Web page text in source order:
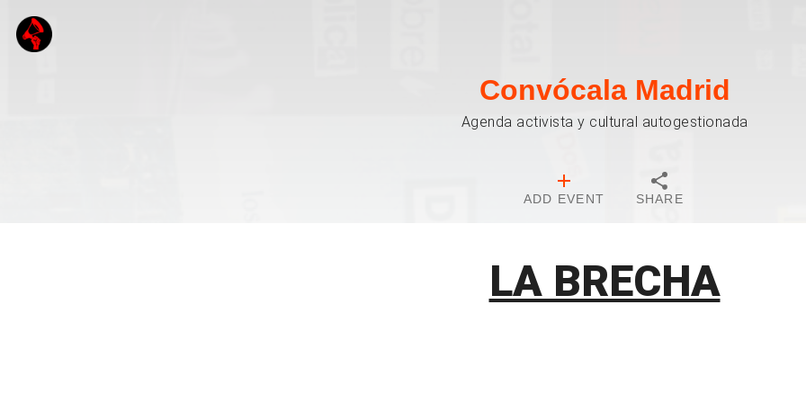
Convócala Madrid
Agenda activista y cultural autogestionada
ADD EVENT SHARE
LA BRECHA